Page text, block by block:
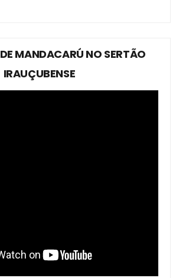
MANDACARÚ NO SERTÃO
IRAUÇUBENSE